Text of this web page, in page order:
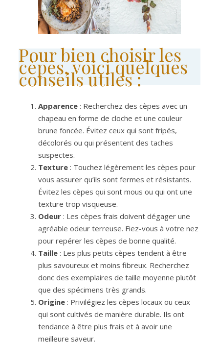
Pour bien choisir les
cèpes, voici quelques
conseils utiles :
Apparence : Recherchez des cèpes avec un
chapeau en forme de cloche et une couleur
brune foncée. Évitez ceux qui sont fripés,
décolorés ou qui présentent des taches
suspectes.
Texture : Touchez légèrement les cèpes pour
vous assurer qu’ils sont fermes et résistants.
Évitez les cèpes qui sont mous ou qui ont une
texture trop visqueuse.
Odeur : Les cèpes frais doivent dégager une
agréable odeur terreuse. Fiez-vous à votre nez
pour repérer les cèpes de bonne qualité.
Taille : Les plus petits cèpes tendent à être
plus savoureux et moins fibreux. Recherchez
donc des exemplaires de taille moyenne plutôt
que des spécimens très grands.
Origine : Privilégiez les cèpes locaux ou ceux
qui sont cultivés de manière durable. Ils ont
tendance à être plus frais et à avoir une
meilleure saveur.